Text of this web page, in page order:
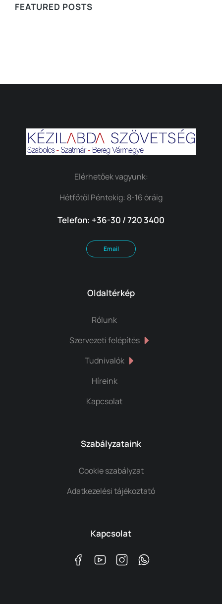
FEATURED POSTS
Elérhetőek vagyunk:
Hétfőtől Péntekig: 8-16 óráig
Telefon: +36-30 / 720 3400
Email
Oldaltérkép
Rólunk
Szervezeti felépítés
Tudnivalók
Híreink
Kapcsolat
Szabályzataink
Cookie szabályzat
Adatkezelési tájékoztató
Kapcsolat